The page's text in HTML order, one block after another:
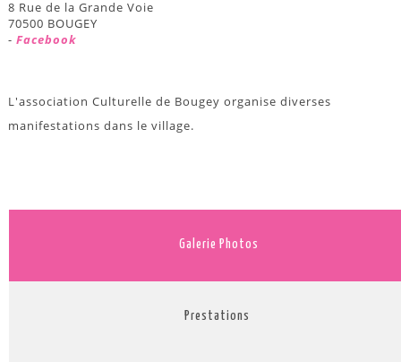
8 Rue de la Grande Voie
70500 BOUGEY
- Facebook
L'association Culturelle de Bougey organise diverses
manifestations dans le village.
Galerie Photos
Prestations